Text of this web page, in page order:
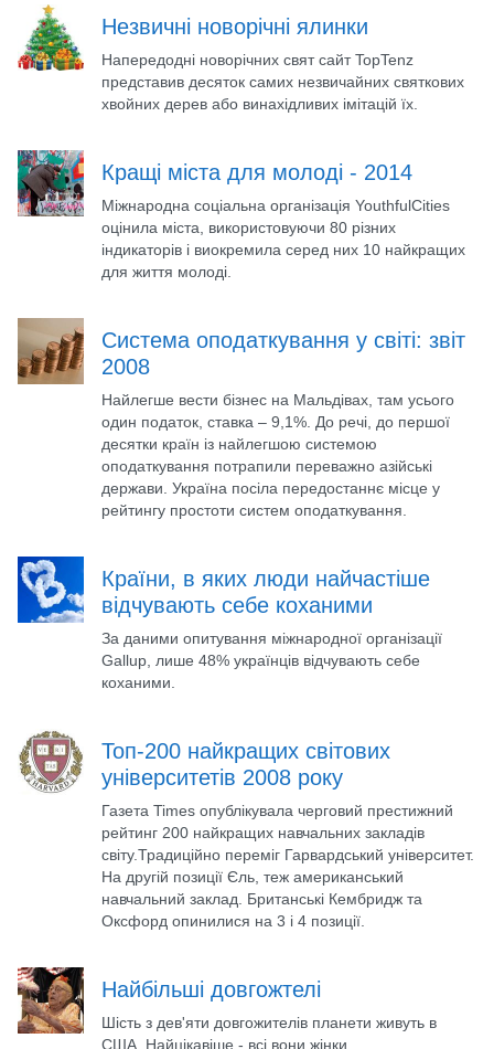
Незвичні новорічні ялинки
Напередодні новорічних свят сайт TopTenz
представив десяток самих незвичайних святкових
хвойних дерев або винахідливих імітацій їх.
Кращі міста для молоді - 2014
Міжнародна соціальна організація YouthfulCities
оцінила міста, використовуючи 80 різних
індикаторів і виокремила серед них 10 найкращих
для життя молоді.
Система оподаткування у світі: звіт
2008
Найлегше вести бізнес на Мальдівах, там усього
один податок, ставка – 9,1%. До речі, до першої
десятки країн із найлегшою системою
оподаткування потрапили переважно азійські
держави. Україна посіла передостаннє місце у
рейтингу простоти систем оподаткування.
Країни, в яких люди найчастіше
відчувають себе коханими
За даними опитування міжнародної організації
Gallup, лише 48% українців відчувають себе
коханими.
Топ-200 найкращих світових
університетів 2008 року
Газета Times опублікувала черговий престижний
рейтинг 200 найкращих навчальних закладів
світу.Традиційно переміг Гарвардський університет.
На другій позиції Єль, теж американський
навчальний заклад. Британські Кембридж та
Оксфорд опинилися на 3 і 4 позиції.
Найбільші довгожтелі
Шість з дев'яти довгожителів планети живуть в
США. Найцікавіше - всі вони жінки.